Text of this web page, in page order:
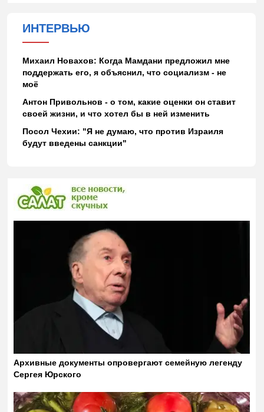
ИНТЕРВЬЮ
Михаил Новахов: Когда Мамдани предложил мне
поддержать его, я объяснил, что социализм - не
моё
Антон Привольнов - о том, какие оценки он ставит
своей жизни, и что хотел бы в ней изменить
Посол Чехии: "Я не думаю, что против Израиля
будут введены санкции"